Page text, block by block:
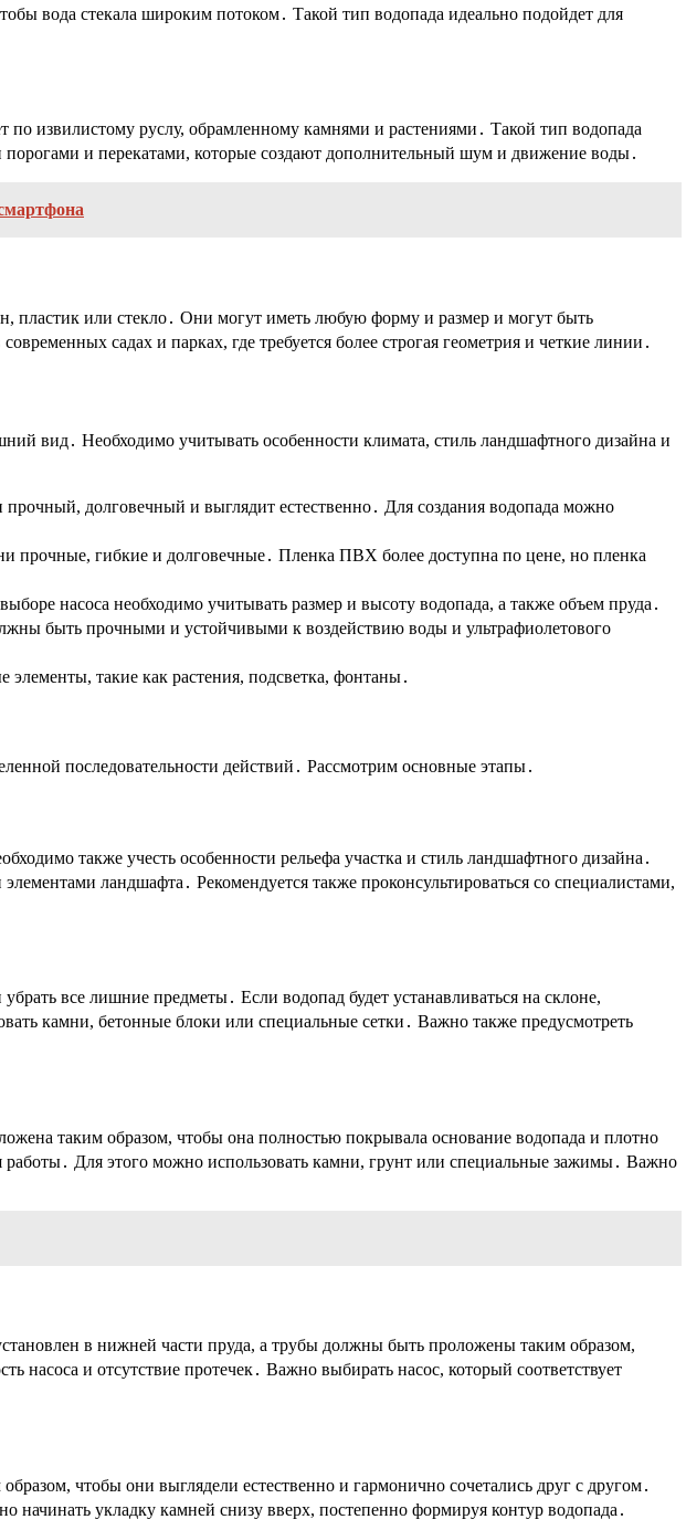
вода стекала широким потоком․ Такой тип водопада идеально подойдет для
по извилистому руслу, обрамленному камнями и растениями․ Такой тип водопада
порогами и перекатами, которые создают дополнительный шум и движение воды․
пластик или стекло․ Они могут иметь любую форму и размер и могут быть
садах и парках, где требуется более строгая геометрия и четкие линии․
вид․ Необходимо учитывать особенности климата, стиль ландшафтного дизайна и
долговечный и выглядит естественно․ Для создания водопада можно
прочные, гибкие и долговечные․ Пленка ПВХ более доступна по цене, но пленка
насоса необходимо учитывать размер и высоту водопада, а также объем пруда․
быть прочными и устойчивыми к воздействию воды и ультрафиолетового
такие как растения, подсветка, фонтаны․
последовательности действий․ Рассмотрим основные этапы․
также учесть особенности рельефа участка и стиль ландшафтного дизайна․
ландшафта․ Рекомендуется также проконсультироваться со специалистами,
все лишние предметы․ Если водопад будет устанавливаться на склоне,
камни, бетонные блоки или специальные сетки․ Важно также предусмотреть
таким образом, чтобы она полностью покрывала основание водопада и плотно
работы․ Для этого можно использовать камни, грунт или специальные зажимы․ Важно
в нижней части пруда, а трубы должны быть проложены таким образом,
и отсутствие протечек․ Важно выбирать насос, который соответствует
чтобы они выглядели естественно и гармонично сочетались друг с другом․
укладку камней снизу вверх, постепенно формируя контур водопада․